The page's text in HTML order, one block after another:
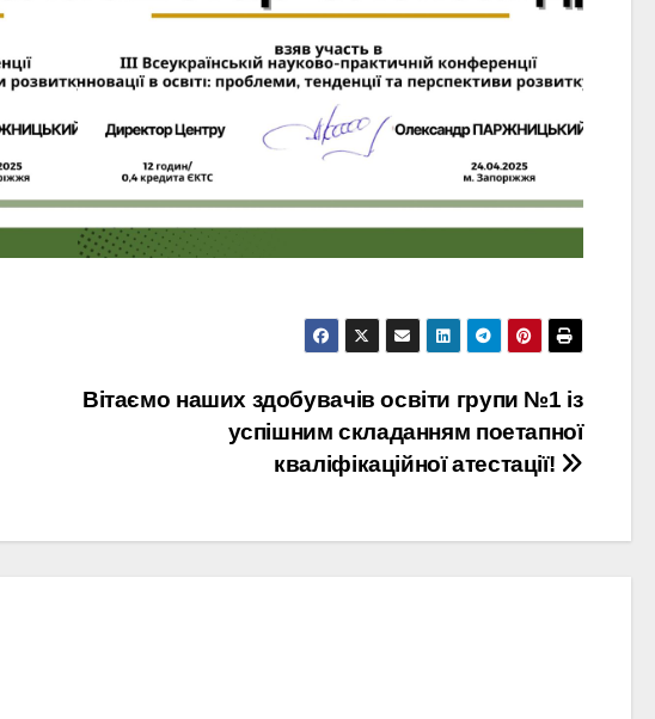
Вітаємо наших здобувачів освіти групи №1 із
успішним складанням поетапної
кваліфікаційної атестації!